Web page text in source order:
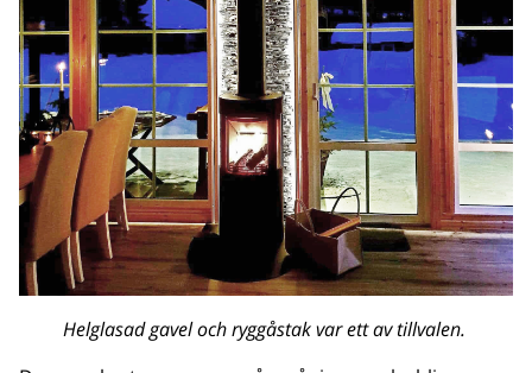
Helglasad gavel och ryggåstak var ett av tillvalen.